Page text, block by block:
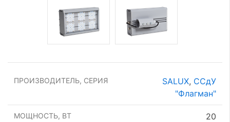
ПРОИЗВОДИТЕЛЬ, СЕРИЯ SALUX, ССдУ
"Флагман"
МОЩНОСТЬ, ВТ 20